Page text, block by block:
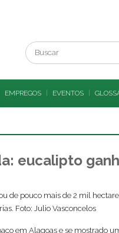
EMPREGOS EVENTOS
eucalipto
de pouco mais de 2 mil
Foto: Julio Vasconcelos
em Alagoas e se mostrado